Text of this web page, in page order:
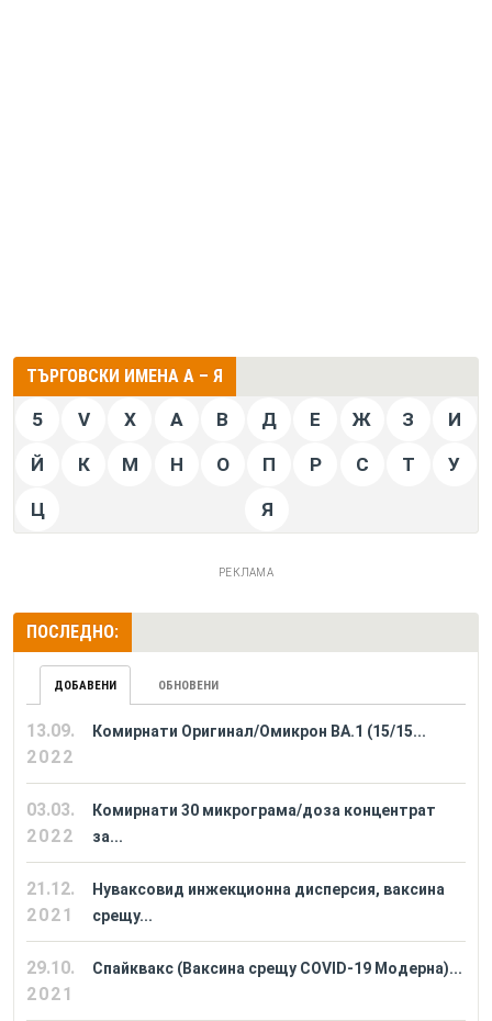
ТЪРГОВСКИ ИМЕНА А – Я
5 V X А В Д Е Ж З И
Й К М Н О П Р С Т У
Ц Я
РЕКЛАМА
ПОСЛЕДНО:
ДОБАВЕНИ ОБНОВЕНИ
13.09.
2022
Комирнати Оригинал/Омикрон BA.1 (15/15...
03.03.
2022
Комирнати 30 микрограма/доза концентрат
за...
21.12.
2021
Нуваксовид инжекционна дисперсия, ваксина
срещу...
29.10.
2021
Спайквакс (Ваксина срещу COVID-19 Модерна)...